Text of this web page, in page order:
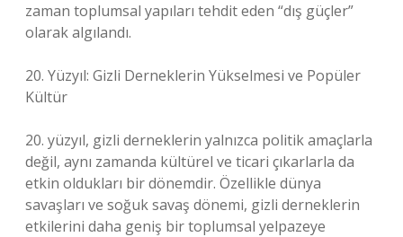
zaman toplumsal yapıları tehdit eden “dış güçler”
olarak algılandı.
20. Yüzyıl: Gizli Derneklerin Yükselmesi ve Popüler
Kültür
20. yüzyıl, gizli derneklerin yalnızca politik amaçlarla
değil, aynı zamanda kültürel ve ticari çıkarlarla da
etkin oldukları bir dönemdir. Özellikle dünya
savaşları ve soğuk savaş dönemi, gizli derneklerin
etkilerini daha geniş bir toplumsal yelpazeye